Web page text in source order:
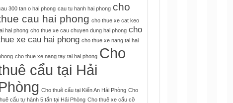
300 tan o hai phong cau tu hanh hai phong cho
cau hai phong cho thue xe cat keo
hai phong cho thue xe cau chuyen dung hai phong cho
xe cau hai phong cho thue xe nang tai hai
cho thue xe nang tay tai hai phong Cho
cẩu tại Hải
Cho thuê cẩu tại Kiến An Hải Phòng Cho
cẩu tự hành 5 tấn tại Hải Phòng Cho thuê xe cẩu cỡ